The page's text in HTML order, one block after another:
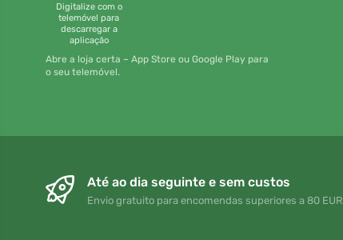
Digitalize com o
telemóvel para
descarregar a
aplicação
Abre a loja certa – App Store ou Google Play para
o seu telemóvel.
Até ao dia seguinte e sem custos
Envio gratuito para encomendas superiores a 80 EUR